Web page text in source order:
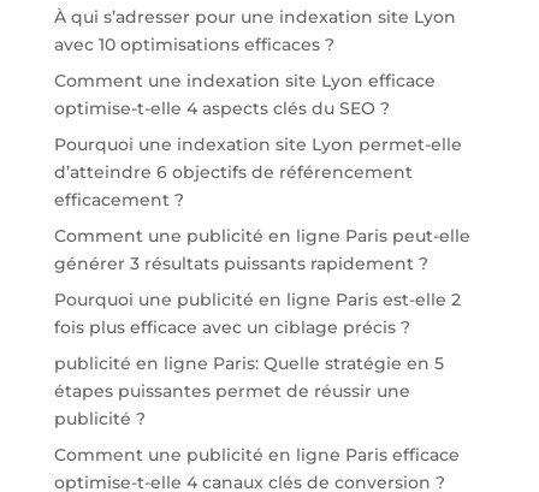
À qui s’adresser pour une indexation site Lyon
avec 10 optimisations efficaces ?
Comment une indexation site Lyon efficace
optimise-t-elle 4 aspects clés du SEO ?
Pourquoi une indexation site Lyon permet-elle
d’atteindre 6 objectifs de référencement
efficacement ?
Comment une publicité en ligne Paris peut-elle
générer 3 résultats puissants rapidement ?
Pourquoi une publicité en ligne Paris est-elle 2
fois plus efficace avec un ciblage précis ?
publicité en ligne Paris: Quelle stratégie en 5
étapes puissantes permet de réussir une
publicité ?
Comment une publicité en ligne Paris efficace
optimise-t-elle 4 canaux clés de conversion ?